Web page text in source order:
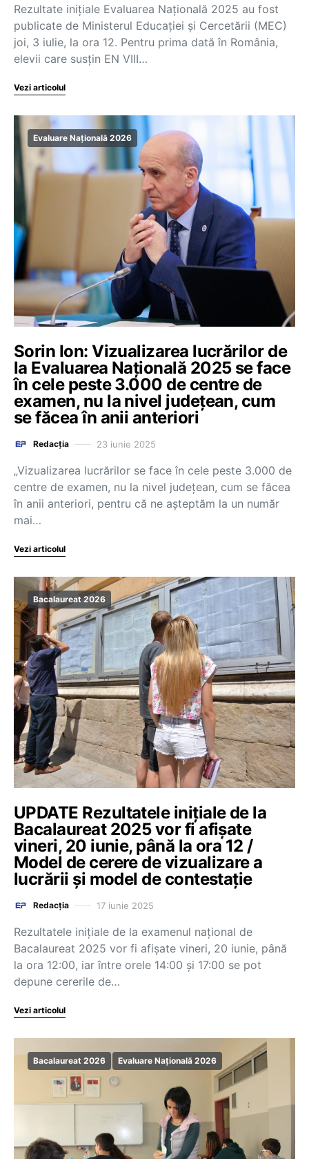
Rezultate inițiale Evaluarea Națională 2025 au fost
publicate de Ministerul Educației și Cercetării (MEC)
joi, 3 iulie, la ora 12. Pentru prima dată în România,
elevii care susțin EN VIII…
Vezi articolul
Evaluare Națională 2026
Sorin Ion: Vizualizarea lucrărilor de
la Evaluarea Națională 2025 se face
în cele peste 3.000 de centre de
examen, nu la nivel județean, cum
se făcea în anii anteriori
Redacția 23 iunie 2025
„Vizualizarea lucrărilor se face în cele peste 3.000 de
centre de examen, nu la nivel județean, cum se făcea
în anii anteriori, pentru că ne așteptăm la un număr
mai…
Vezi articolul
Bacalaureat 2026
UPDATE Rezultatele inițiale de la
Bacalaureat 2025 vor fi afișate
vineri, 20 iunie, până la ora 12 /
Model de cerere de vizualizare a
lucrării și model de contestație
Redacția 17 iunie 2025
Rezultatele inițiale de la examenul național de
Bacalaureat 2025 vor fi afișate vineri, 20 iunie, până
la ora 12:00, iar între orele 14:00 și 17:00 se pot
depune cererile de…
Vezi articolul
Bacalaureat 2026 Evaluare Națională 2026